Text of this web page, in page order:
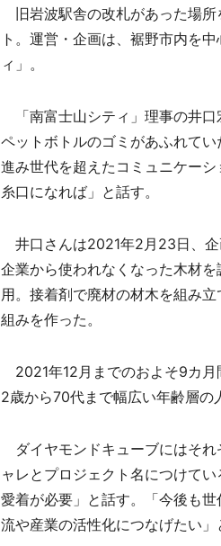
旧岩波駅舎の改札があった場所
ト。運営・企画は、裾野市内を
ィ」。
「南富士山シティ」理事の井口
ペットボトルのゴミがあふれて
進み世代を超えたコミュニケー
糸口になれば」と話す。
井口さんは2021年2月23日、企
企業から使われなくなった木材
用。接着剤で廃材の材木を組み
組みを作った。
2021年12月までのおよそ9カ月
2歳から70代まで幅広い年齢層の
ダイヤモンドキューブにはそれ
ャレとプロジェクト名につけて
愛着が必要」と話す。「今後も
流や産業の活性化につなげたい」